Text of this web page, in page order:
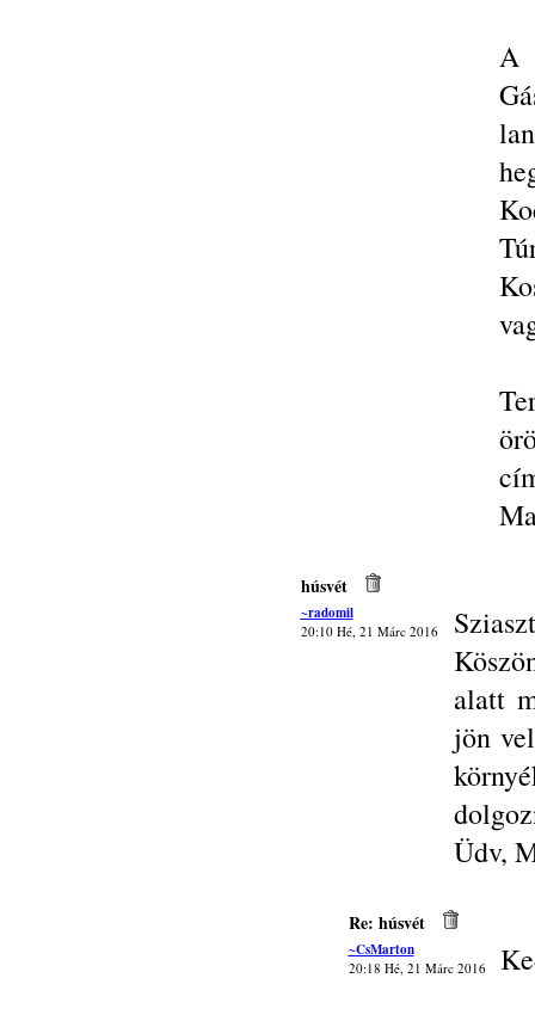
A
húsvét
~radomil
20:10 Hé, 21 Márc 2016
alatt
jön
Üdv,
Re: húsvét
~CsMarton
20:18 Hé, 21 Márc 2016